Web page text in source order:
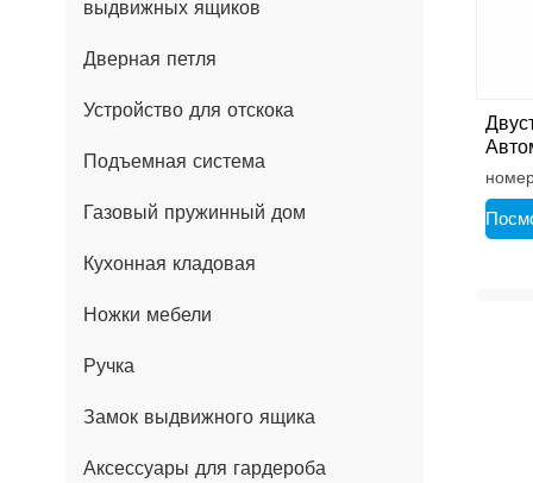
выдвижных ящиков
Дверная петля
Устройство для отскока
Подъемная система
Газовый пружинный дом
Кухонная кладовая
Ножки мебели
Ручка
Замок выдвижного ящика
Аксессуары для гардероба
Для
Мм.